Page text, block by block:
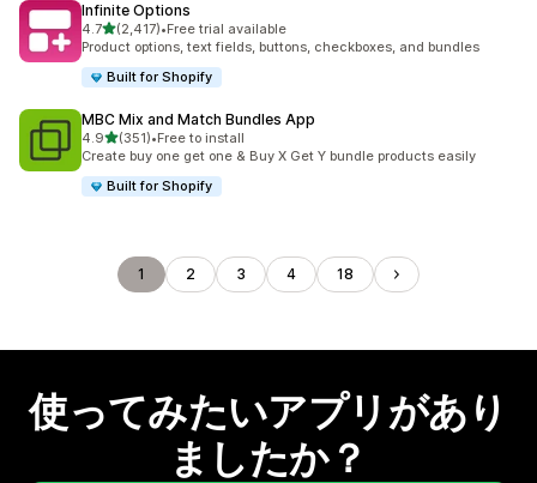
Infinite Options
4.75つ星中
(2,417)
合計レビュー数：2417件
•Free trial available
Product options, text fields, buttons, checkboxes, and bundles
Built for Shopify
MBC Mix and Match Bundles App
4.95つ星中
(351)
合計レビュー数：351件
•Free to install
Create buy one get one & Buy X Get Y bundle products easily
Built for Shopify
1 2 3 4 18
使ってみたいアプリがあり
ましたか？